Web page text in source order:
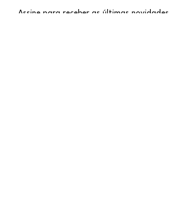
Assine para receber as últimas novidades